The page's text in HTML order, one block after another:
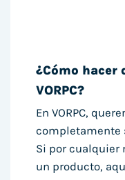
¿Cómo hacer
VORPC?
En VORPC,
completamente
Si por cualquier
un producto,